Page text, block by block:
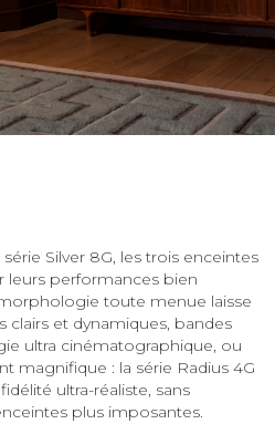
Silver 8G, les trois enceintes
leurs performances bien
toute menue laisse
clairs et dynamiques, bandes
ultra cinématographique, ou
magnifique : la série Radius 4G
ultra-réaliste, sans
plus imposantes.